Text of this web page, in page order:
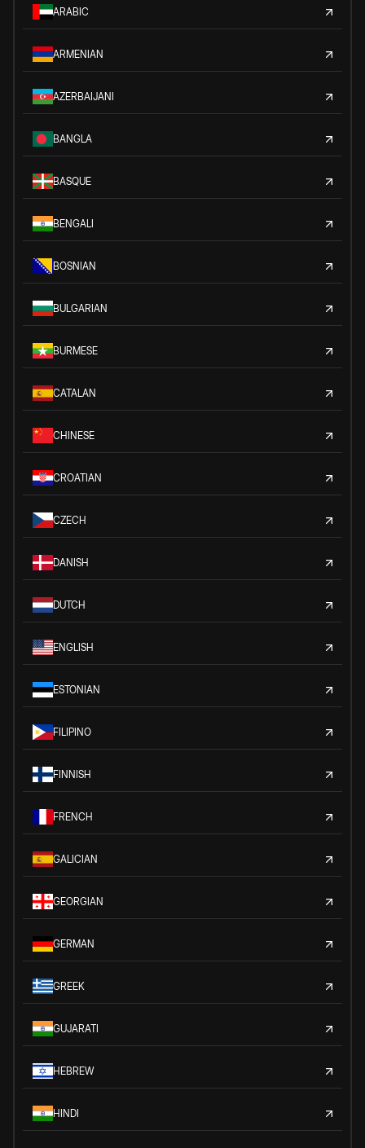
ARABIC
ARMENIAN
AZERBAIJANI
BANGLA
BASQUE
BENGALI
BOSNIAN
BULGARIAN
BURMESE
CATALAN
CHINESE
CROATIAN
CZECH
DANISH
DUTCH
ENGLISH
ESTONIAN
FILIPINO
FINNISH
FRENCH
GALICIAN
GEORGIAN
GERMAN
GREEK
GUJARATI
HEBREW
HINDI